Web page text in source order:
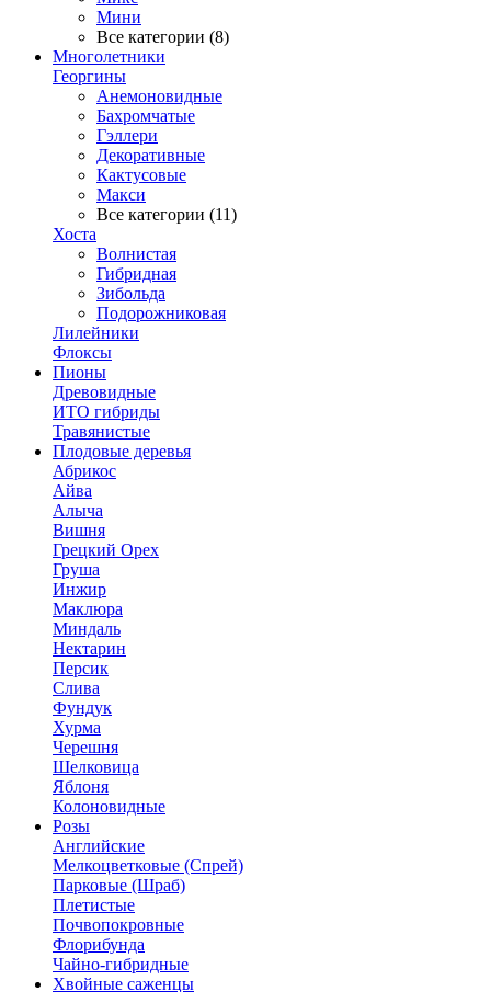
Мини
Все категории (8)
Многолетники
Георгины
Анемоновидные
Бахромчатые
Гэллери
Декоративные
Кактусовые
Макси
Все категории (11)
Хоста
Волнистая
Гибридная
Зибольда
Подорожниковая
Лилейники
Флоксы
Пионы
Древовидные
ИТО гибриды
Травянистые
Плодовые деревья
Абрикос
Айва
Алыча
Вишня
Грецкий Орех
Груша
Инжир
Маклюра
Миндаль
Нектарин
Персик
Слива
Фундук
Хурма
Черешня
Шелковица
Яблоня
Колоновидные
Розы
Английские
Мелкоцветковые (Спрей)
Парковые (Шраб)
Плетистые
Почвопокровные
Флорибунда
Чайно-гибридные
Хвойные саженцы